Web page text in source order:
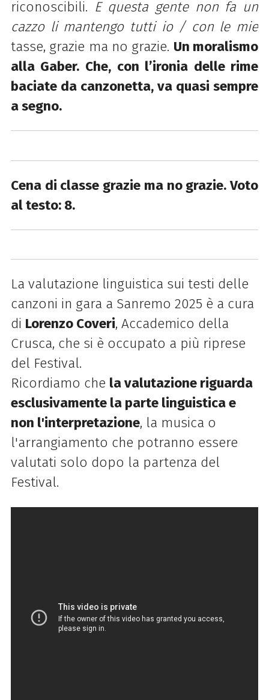
riconoscibili. E questa gente non fa un
cazzo li mantengo tutti io / con le mie
tasse, grazie ma no grazie. Un moralismo
alla Gaber. Che, con l’ironia delle rime
baciate da canzonetta, va quasi sempre
a segno.
Cena di classe grazie ma no grazie. Voto
al testo: 8.
La valutazione linguistica sui testi delle
canzoni in gara a Sanremo 2025 è a cura
di Lorenzo Coveri, Accademico della
Crusca, che si è occupato a più riprese
del Festival.
Ricordiamo che la valutazione riguarda
esclusivamente la parte linguistica e
non l'interpretazione, la musica o
l'arrangiamento che potranno essere
valutati solo dopo la partenza del
Festival.